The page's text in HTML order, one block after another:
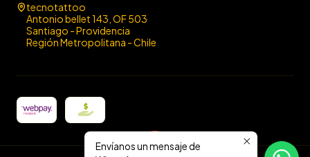
tecnotattoo
Antonio bellet 143, OF 503
Santiago - Providencia
Región Metropolitana - Chile
2026 Tecno Tattoo.Envíanos un mensaje de